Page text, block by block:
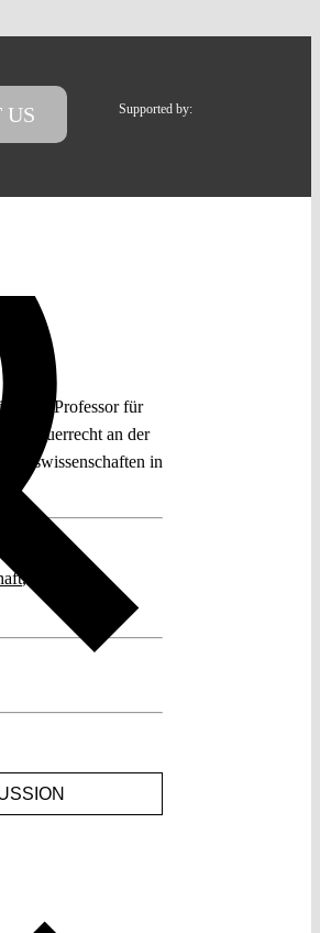
US Supported by:
2019 Professor für
Steuerrecht an der
in
,